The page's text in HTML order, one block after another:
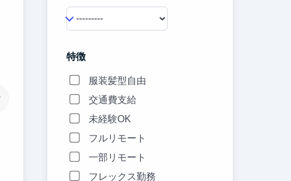
特徴
服装髪型自由
交通費支給
未経験OK
フルリモート
一部リモート
フレックス勤務